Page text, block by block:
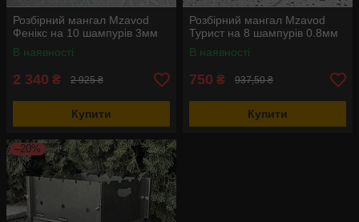
Розбірний мангал Mzavod
Фенікс на 10 шампурів 3мм
В наявності
2 340 ₴ 2 925 ₴
Купити
Розбірний мангал Mzavod
Турист на 8 шампурів 0.8мм
В наявності
750 ₴ 937,50 ₴
Купити
–20%